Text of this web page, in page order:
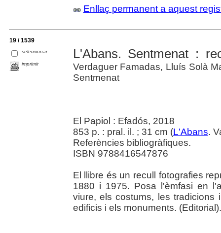
Enllaç permanent a aquest
19 / 1539
seleccionar
imprimir
L'Abans. Sentmenat :
Verdaguer Famadas, Lluís Solà
Sentmenat
El Papiol : Efadós, 2018
853 p. : pral. il. ; 31 cm (L'Abans.
Referències bibliogràfiques.
ISBN 9788416547876
El llibre és un recull fotografies
1880 i 1975. Posa l'èmfasi en
viure, els costums, les
edificis i els monuments. (Editorial).